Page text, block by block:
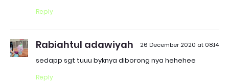
Reply
Rabiahtul adawiyah 26 December 2020 at 08:14
sedapp sgt tuuu byknya diborong nya hehehee
Reply